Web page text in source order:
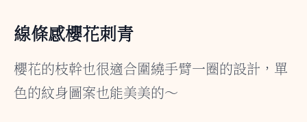
線條感櫻花刺青
櫻花的枝幹也很適合圍繞手臂一圈的設計，單
色的紋身圖案也能美美的～